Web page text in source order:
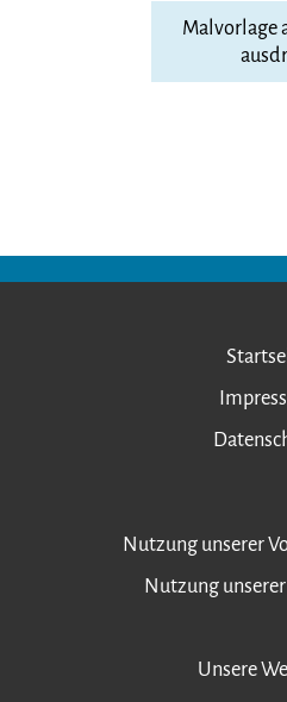
Malvorlage
Nutzung unserer
Nutzung
Unsere